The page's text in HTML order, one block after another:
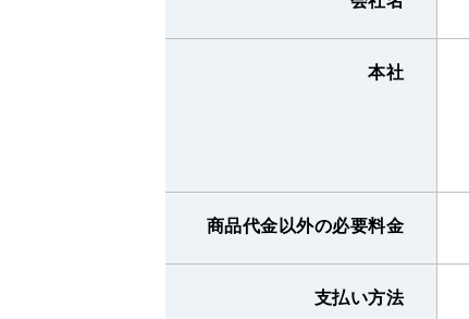
本社
商品代金以外の必要料金
支払い方法